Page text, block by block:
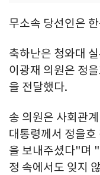
무소속 당선인은
축하난은 청와대
이광재 의원은 정
을 전달했다.
송 의원은 사회관
대통령께서 정을
을 보내주셨다"며
정 속에서도 잊지